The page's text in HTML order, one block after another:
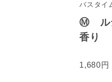
バスタイ
Ⓜ ル
香り
1,680円